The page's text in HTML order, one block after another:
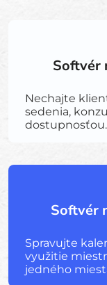
Softvér
Nechajte
sedenia,
dostupnosťou.
Softvér
Spravujte
využitie
jedného